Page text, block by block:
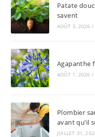
Patate
savent
AOÛT 3, 2026 /
Agapanthe
AOÛT 1, 2026 /
Plombier
avant qu’il
JUILLET 31,